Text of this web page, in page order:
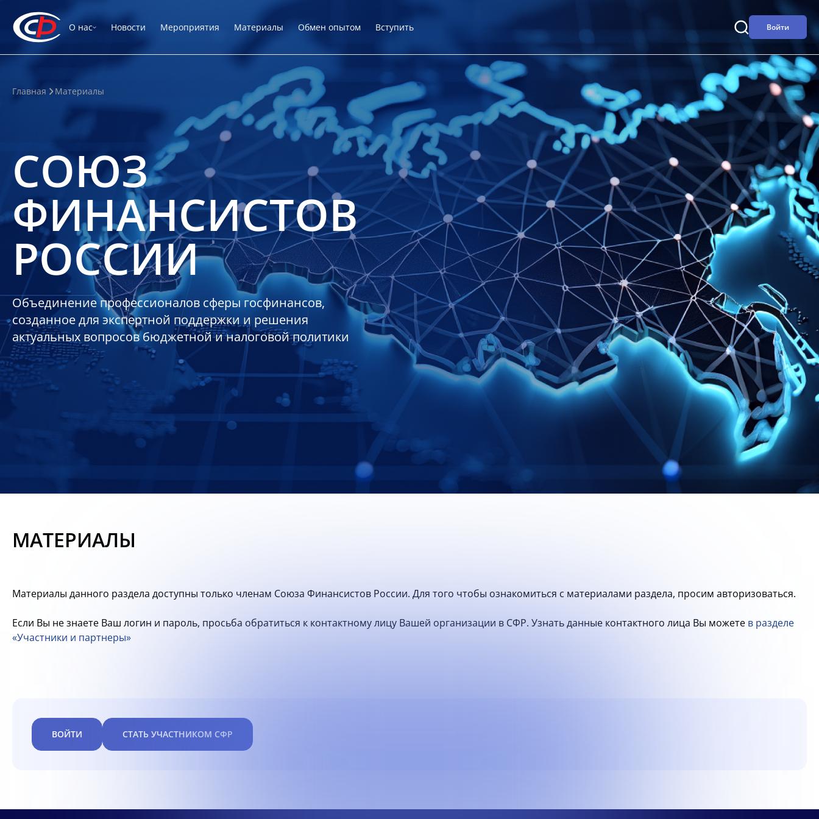
О нас Новости Мероприятия Материалы Обмен опытом Вступить Войти
Главная Материалы
СОЮЗ
ФИНАНСИСТОВ
РОССИИ
Объединение профессионалов сферы госфинансов,
созданное для экспертной поддержки и решения
актуальных вопросов бюджетной и налоговой политики
МАТЕРИАЛЫ
Материалы данного раздела доступны только членам Союза Финансистов России. Для того чтобы ознакомиться с материалами раздела, просим авторизоваться.
Если Вы не знаете Ваш логин и пароль, просьба обратиться к контактному лицу Вашей организации в СФР. Узнать данные контактного лица Вы можете в разделе
«Участники и партнеры»
ВОЙТИ СТАТЬ УЧАСТНИКОМ СФР